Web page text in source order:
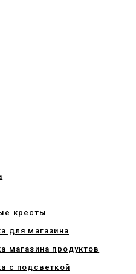
кресты
для магазина
магазина продуктов
с подсветкой